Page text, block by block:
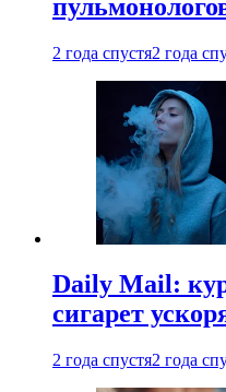
2 года спустя2 года
Daily Mail:
сигарет
2 года спустя2 года